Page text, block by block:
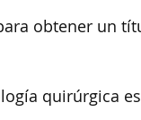
obtener un
quirúrgica